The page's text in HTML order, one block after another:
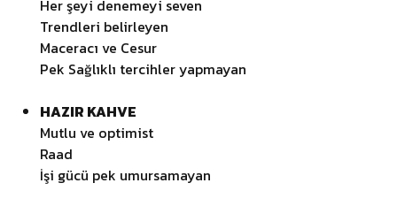
Her şeyi denemeyi seven
Trendleri belirleyen
Maceracı ve Cesur
Pek Sağlıklı tercihler yapmayan
HAZIR KAHVE
Mutlu ve optimist
Raad
İşi gücü pek umursamayan